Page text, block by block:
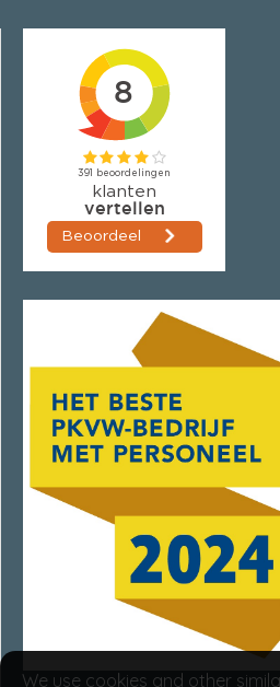
We use cookies and other